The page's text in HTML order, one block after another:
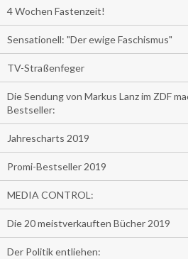
4 Wochen Fastenzeit!
Sensationell: "Der ewige Faschismus"
TV-Straßenfeger
Die Sendung von Markus Lanz im ZDF
Bestseller:
Jahrescharts 2019
Promi-Bestseller 2019
MEDIA CONTROL:
Die 20 meistverkauften Bücher 2019
Der Politik entliehen: